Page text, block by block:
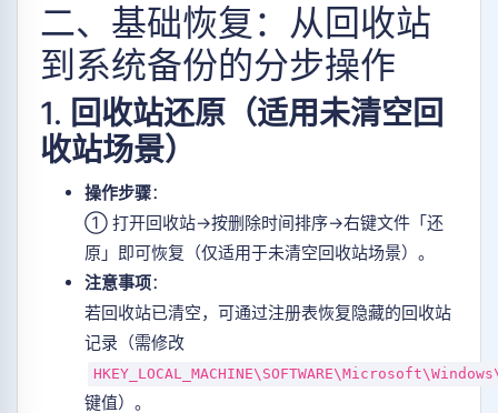
二、基础恢复：从回收站
到系统备份的分步操作
1. 回收站还原（适用未清空回
收站场景）
操作步骤：
① 打开回收站→按删除时间排序→右键文件「还
原」即可恢复（仅适用于未清空回收站场景）。
注意事项：
若回收站已清空，可通过注册表恢复隐藏的回收站
记录（需修改
键值）。